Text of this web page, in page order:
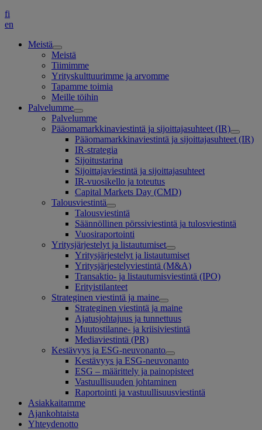
fi
en
Meistä
Meistä
Tiimimme
Yrityskulttuurimme ja arvomme
Tapamme toimia
Meille töihin
Palvelumme
Palvelumme
Pääomamarkkinaviestintä ja sijoittajasuhteet (IR)
Pääomamarkkinaviestintä ja sijoittajasuhteet (IR)
IR-strategia
Sijoitustarina
Sijoittajaviestintä ja sijoittajasuhteet
IR-vuosikello ja toteutus
Capital Markets Day (CMD)
Talousviestintä
Talousviestintä
Säännöllinen pörssiviestintä ja tulosviestintä
Vuosiraportointi
Yritysjärjestelyt ja listautumiset
Yritysjärjestelyt ja listautumiset
Yritysjärjestelyviestintä (M&A)
Transaktio- ja listautumisviestintä (IPO)
Erityistilanteet
Strateginen viestintä ja maine
Strateginen viestintä ja maine
Ajatusjohtajuus ja tunnettuus
Muutostilanne- ja kriisiviestintä
Mediaviestintä (PR)
Kestävyys ja ESG-neuvonanto
Kestävyys ja ESG-neuvonanto
ESG – määrittely ja painopisteet
Vastuullisuuden johtaminen
Raportointi ja vastuullisuusviestintä
Asiakkaitamme
Ajankohtaista
Yhteydenotto